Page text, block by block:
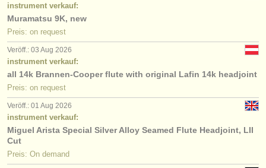
instrument verkauf:
Muramatsu 9K, new
Preis: on request
Veröff.: 03 Aug 2026
instrument verkauf:
all 14k Brannen-Cooper flute with original Lafin 14k headjoint
Preis: on request
Veröff.: 01 Aug 2026
instrument verkauf:
Miguel Arista Special Silver Alloy Seamed Flute Headjoint, LII
Cut
Preis: On demand